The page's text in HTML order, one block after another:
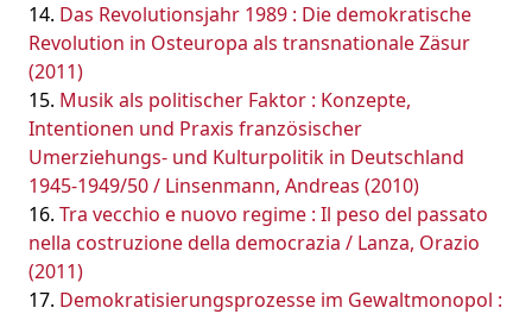
Das Revolutionsjahr 1989 : Die demokratische
Revolution in Osteuropa als transnationale Zäsur
(2011)
Musik als politischer Faktor : Konzepte,
Intentionen und Praxis französischer
Umerziehungs- und Kulturpolitik in Deutschland
1945-1949/50 / Linsenmann, Andreas (2010)
Tra vecchio e nuovo regime : Il peso del passato
nella costruzione della democrazia / Lanza, Orazio
(2011)
Demokratisierungsprozesse im Gewaltmonopol :